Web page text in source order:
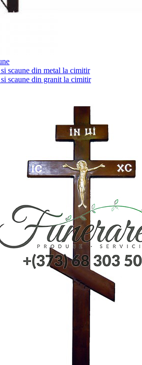
scaune din metal la cimitir
scaune din granit la cimitir